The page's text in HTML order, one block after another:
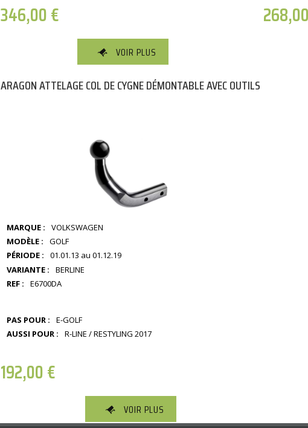
346,00€
VOIR PLUS
268,00
ARAGON ATTELAGE COL DE CYGNE DÉMONTABLE AVEC OUTILS
MARQUE :
VOLKSWAGEN
MODÈLE :
GOLF
PÉRIODE :
01.01.13 au 01.12.19
VARIANTE :
BERLINE
REF :
E6700DA
PAS POUR :
E-GOLF
AUSSI POUR :
R-LINE / RESTYLING 2017
192,00€
VOIR PLUS